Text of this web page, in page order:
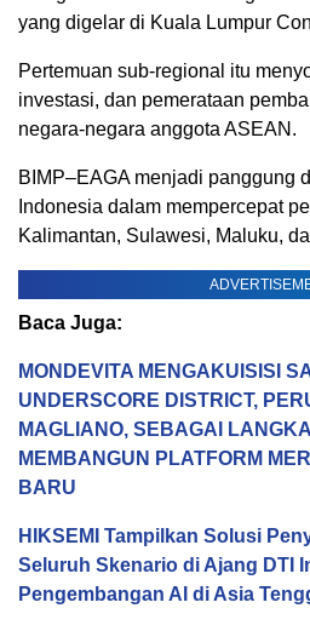
yang digelar di Kuala Lumpur
Pertemuan sub-regional itu
investasi, dan pemerataan
negara-negara anggota ASEAN.
BIMP–EAGA menjadi panggung
Indonesia dalam mempercepat
Kalimantan, Sulawesi, Maluku,
Baca Juga:
MONDEVITA MENGAKUISISI
UNDERSCORE DISTRICT,
MAGLIANO, SEBAGAI
MEMBANGUN PLATFORM
BARU
HIKSEMI Tampilkan Solusi
Seluruh Skenario di Ajang DTI
Pengembangan AI di Asia